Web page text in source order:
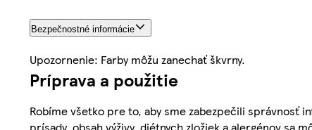
Bezpečnostné informácie
Upozornenie: Farby môžu zanechať škvrny.
Príprava a použitie
Robíme všetko pre to, aby sme zabezpečili správnosť
prísady, obsah výživy, diétnych zložiek a alergénov sa